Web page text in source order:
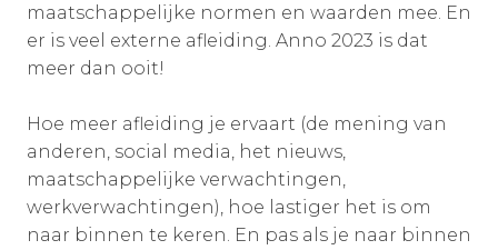
maatschappelijke normen en waarden mee. En
er is veel externe afleiding. Anno 2023 is dat
meer dan ooit!
Hoe meer afleiding je ervaart (de mening van
anderen, social media, het nieuws,
maatschappelijke verwachtingen,
werkverwachtingen), hoe lastiger het is om
naar binnen te keren. En pas als je naar binnen